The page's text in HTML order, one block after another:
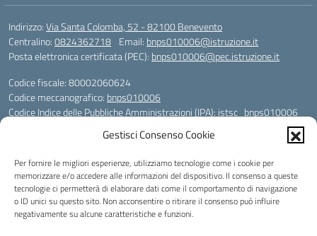
Gestisci Consenso Cookie
Per fornire le migliori esperienze, utilizziamo tecnologie come i cookie per
memorizzare e/o accedere alle informazioni del dispositivo. Il consenso a queste
tecnologie ci permetterà di elaborare dati come il comportamento di navigazione
o ID unici su questo sito. Non acconsentire o ritirare il consenso può influire
negativamente su alcune caratteristiche e funzioni.
Indirizzo:Via Santa Colomba, 52 - 82100 Benevento
Centralino:0824362718 Email: bnps010006@istruzione.it
Posta elettronica certificata (PEC): bnps010006@pec.istruzione.it
Codice fiscale: 80002060624
Codice meccanografico: bnps010006
Codice Indice delle Pubbliche Amministrazioni (IPA): istsc_bnps010006
Codice Univoco per le fatture elettroniche: UFHWS5
Liceo Scientifico "Gaetano Rummo"
Conto Corrente Bancario (C.C.B.):
IT17 H 03069 15003 100000046036